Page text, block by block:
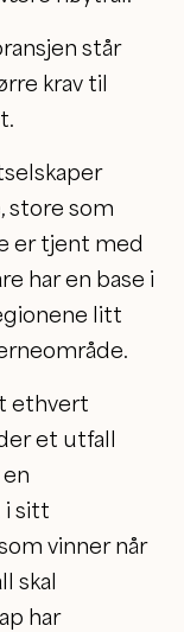
står
krav til
store som
er tjent med
har en base i
litt
ethvert
et utfall
i sitt
vinner når
skal
har